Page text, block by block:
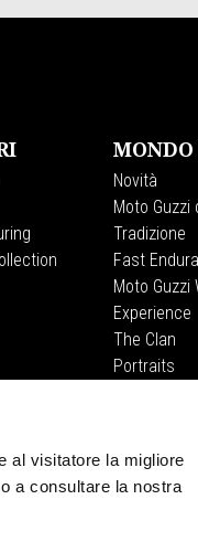
al visitatore la migliore
a consultare la nostra
Novità
Moto Guzzi
Tradizione
Fast
Moto Guzzi
Experience
The Clan
Portraits